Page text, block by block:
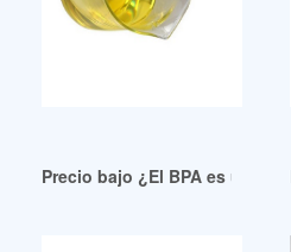
Precio bajo ¿El BPA es un